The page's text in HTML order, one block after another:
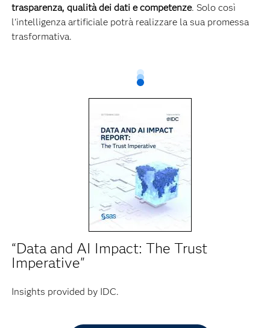
trasparenza, qualità dei dati e competenze. Solo così
l'intelligenza artificiale potrà realizzare la sua promessa
trasformativa.
“Data and AI Impact: The Trust
Imperative"
Insights provided by IDC.